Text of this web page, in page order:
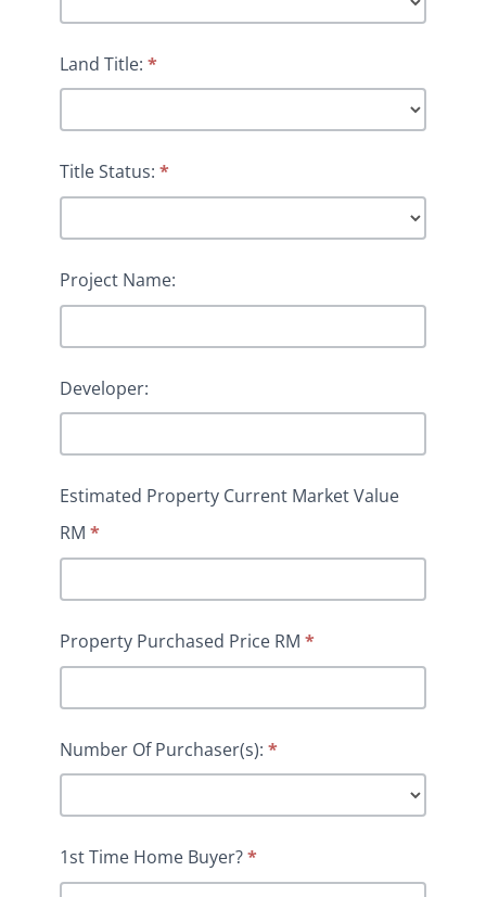
Land Title: *
Title Status: *
Project Name:
Developer:
Estimated Property Current Market Value
RM *
Property Purchased Price RM *
Number Of Purchaser(s): *
1st Time Home Buyer?*